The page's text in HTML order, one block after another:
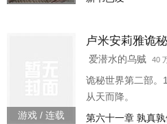
游戏 / 连载
卢米安莉雅诡
局
爱潜水的乌贼 40
诡秘世界第二部。
从天而降。
第六十一章 孰真